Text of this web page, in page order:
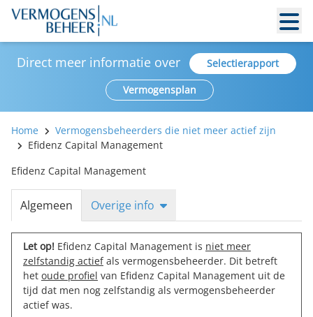
Direct meer informatie over
Selectierapport
Vermogensplan
Home
Vermogensbeheerders die niet meer actief zijn
Efidenz Capital Management
Efidenz Capital Management
Algemeen Overige info
Let op! Efidenz Capital Management is niet meer
zelfstandig actiefals vermogensbeheerder. Dit betreft
het oude profiel van Efidenz Capital Management uit de
tijd dat men nog zelfstandig als vermogensbeheerder
actief was.